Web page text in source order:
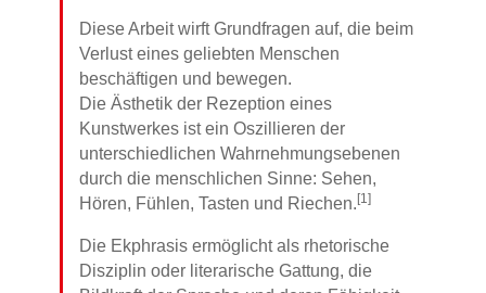
Diese Arbeit wirft Grundfragen auf, die beim
Verlust eines geliebten Menschen
beschäftigen und bewegen.
Die Ästhetik der Rezeption eines
Kunstwerkes ist ein Oszillieren der
unterschiedlichen Wahrnehmungsebenen
durch die menschlichen Sinne: Sehen,
Hören, Fühlen, Tasten und Riechen.[1]
Die Ekphrasis ermöglicht als rhetorische
Disziplin oder literarische Gattung, die